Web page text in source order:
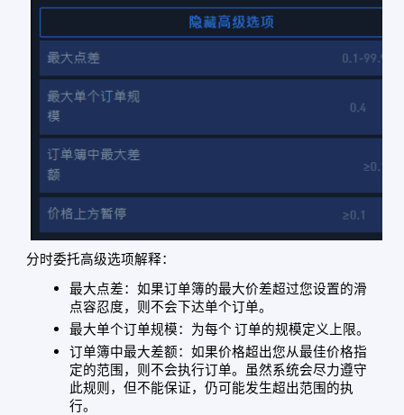
分时委托高级选项解释：
最大点差：如果订单簿的最大价差超过您设置的滑
点容忍度，则不会下达单个订单。
最大单个订单规模：为每个 订单的规模定义上限。
订单簿中最大差额：如果价格超出您从最佳价格指
定的范围，则不会执行订单。虽然系统会尽力遵守
此规则，但不能保证，仍可能发生超出范围的执
行。